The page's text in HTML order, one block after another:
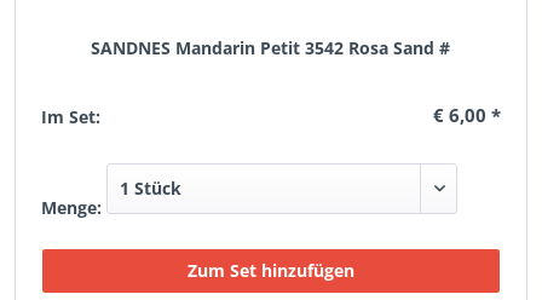
SANDNES Mandarin Petit 3542 Rosa Sand #
Im Set: € 6,00 *
Menge: